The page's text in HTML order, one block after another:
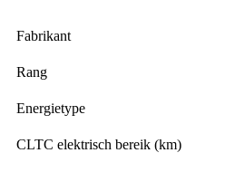
Fabrikant
Rang
Energietype
CLTC elektrisch bereik (km)